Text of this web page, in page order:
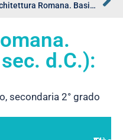
Architettura Romana. Basilica Giulia (I sec. a.C.): pianta
d.C.):
, secondaria 2° grado